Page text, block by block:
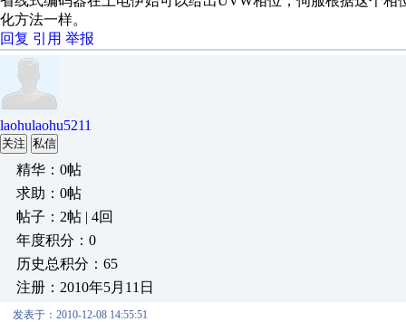
化方法一样。
回复 引用 举报
laohulaohu5211
关注 私信
精华：0帖
求助：0帖
帖子：2帖 | 4回
年度积分：0
历史总积分：65
注册：2010年5月11日
发表于：2010-12-08 14:55:51